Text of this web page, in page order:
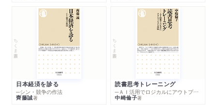
ちくま新書
日本経済を診る
─シン・競争の作法
齊藤誠著
ちくま新書
読書思考トレーニング
─ＡＩ活用でロジカルにアウトプットする技法
中崎倫子著